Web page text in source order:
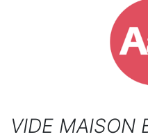
VIDE MAISON